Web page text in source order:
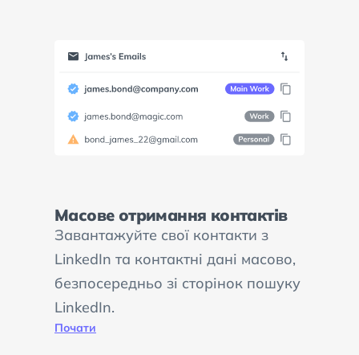
Масове отримання контактів
Завантажуйте свої контакти з
LinkedIn та контактні дані масово,
безпосередньо зі сторінок пошуку
LinkedIn.
Почати